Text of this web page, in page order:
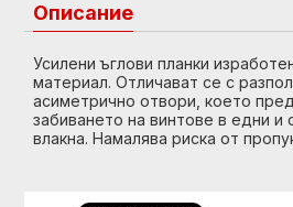
Описание
Усилени ъглови планки
материал. Отличават се с
асиметрично отвори, което
забиването на винтове в едни
влакна. Намалява риска от